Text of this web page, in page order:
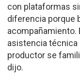
con plataformas
diferencia porque
acompañamiento.
asistencia técnica
productor se
dijo.